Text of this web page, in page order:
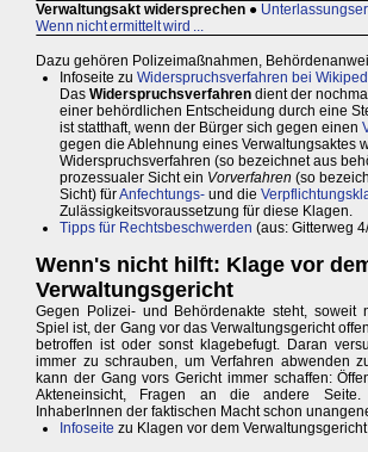
Verwaltungsakt widersprechen ●
Wenn nicht ermittelt wird ...
Dazu gehören Polizeimaßnahmen,
Infoseite zu Widerspruchsverfahren bei
Das Widerspruchsverfahren dient der
einer behördlichen Entscheidung durch eine
ist statthaft, wenn der Bürger sich gegen einen
gegen die Ablehnung eines Verwaltungsaktes
Widerspruchsverfahren (so bezeichnet aus
prozessualer Sicht ein Vorverfahren (so
Sicht) fürAnfechtungs- und die
Zulässigkeitsvoraussetzung für diese Klagen.
Tipps für Rechtsbeschwerden (aus: Gitterweg
Wenn's nicht hilft: Klage vor
Verwaltungsgericht
Gegen Polizei- und Behördenakte steht, soweit
Spiel ist, der Gang vor das Verwaltungsgericht
betroffen ist oder sonst klagebefugt. Daran
immer zu schrauben, um Verfahren abwenden
kann der Gang vors Gericht immer schaffen:
Akteneinsicht, Fragen an die andere
InhaberInnen der faktischen Macht schon
Infoseite zu Klagen vor dem Verwaltungsgericht